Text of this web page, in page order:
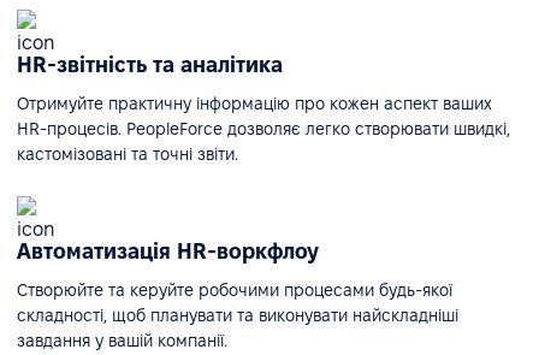
HR-звітність та аналітика
Отримуйте практичну інформацію про кожен аспект ваших
HR-процесів. PeopleForce дозволяє легко створювати швидкі,
кастомізовані та точні звіти.
Автоматизація HR-воркфлоу
Створюйте та керуйте робочими процесами будь-якої
складності, щоб планувати та виконувати найскладніші
завдання у вашій компанії.